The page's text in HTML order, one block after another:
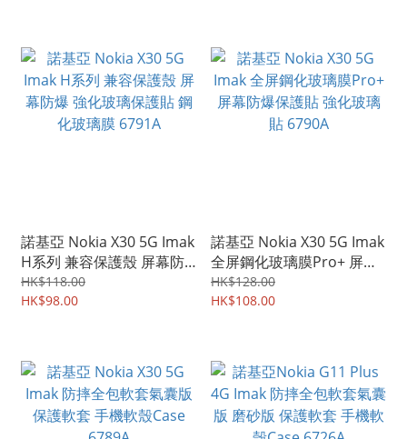
諾基亞 Nokia X30 5G Imak
H系列 兼容保護殼 屏幕防
爆 強化玻璃保護貼 鋼化玻
璃膜 6791A
HK$118.00
HK$98.00
諾基亞 Nokia X30 5G Imak
全屏鋼化玻璃膜Pro+ 屏幕
防爆保護貼 強化玻璃貼
6790A
HK$128.00
HK$108.00